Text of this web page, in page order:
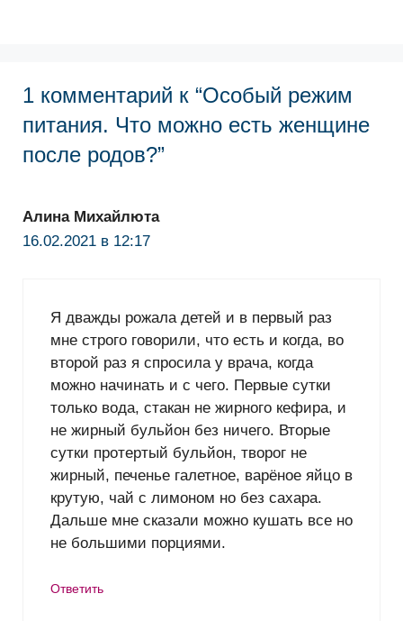
1 комментарий к “Особый режим
питания. Что можно есть женщине
после родов?”
Алина Михайлюта
16.02.2021 в 12:17
Я дважды рожала детей и в первый раз
мне строго говорили, что есть и когда, во
второй раз я спросила у врача, когда
можно начинать и с чего. Первые сутки
только вода, стакан не жирного кефира, и
не жирный бульйон без ничего. Вторые
сутки протертый бульйон, творог не
жирный, печенье галетное, варёное яйцо в
крутую, чай с лимоном но без сахара.
Дальше мне сказали можно кушать все но
не большими порциями.
Ответить